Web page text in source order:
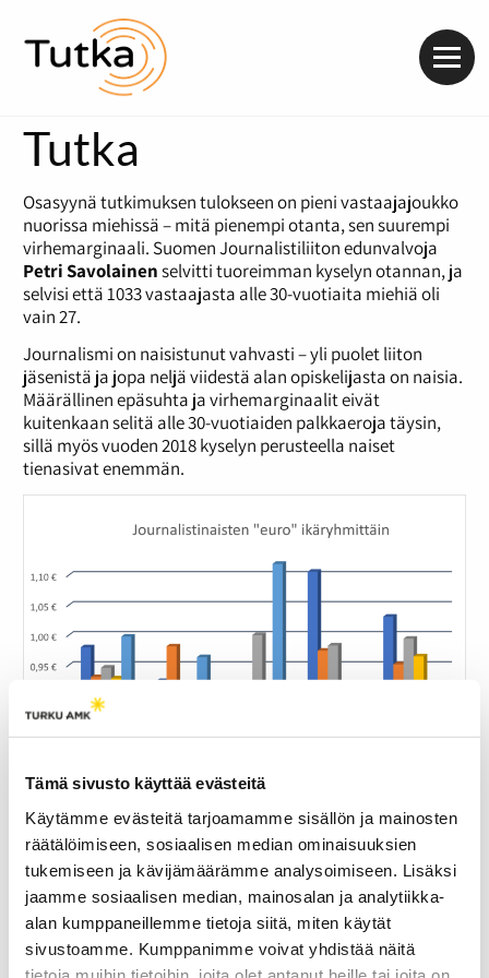
Tämä sivusto käyttää evästeitä
Käytämme evästeitä tarjoamamme sisällön ja mainosten
räätälöimiseen, sosiaalisen median ominaisuuksien
tukemiseen ja kävijämäärämme analysoimiseen. Lisäksi
jaamme sosiaalisen median, mainosalan ja analytiikka-
alan kumppaneillemme tietoja siitä, miten käytät
sivustoamme. Kumppanimme voivat yhdistää näitä
Tutka
Osasyynä tutkimuksen tulokseen on pieni vastaajajoukko
nuorissa miehissä – mitä pienempi otanta, sen suurempi
virhemarginaali. Suomen Journalistiliiton edunvalvoja
Petri Savolainenselvitti tuoreimman kyselyn otannan, ja
selvisi että 1033 vastaajasta alle 30-vuotiaita miehiä oli
vain 27.
Journalismi on naisistunut vahvasti – yli puolet liiton
jäsenistä ja jopa neljä viidestä alan opiskelijasta on naisia.
Määrällinen epäsuhta ja virhemarginaalit eivät
kuitenkaan selitä alle 30-vuotiaiden palkkaeroja täysin,
sillä myös vuoden 2018 kyselyn perusteella naiset
tienasivat enemmän.
Tasa-arvo vielä näennäistä
Journalistien palkkatasa-arvo on Suomen yleistä
keskiarvoa huomattavasti parempi (0.97 € vrt 0.84 €)
mutta edelleen on paljon parannettavaa. Johtoasemien